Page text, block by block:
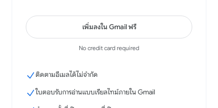
เพิ่มลงใน Gmail ฟรี
No credit card required
ติดตามอีเมลได้ไม่จำกัด
ใบตอบรับการอ่านแบบเรียลไทม์ภายใน Gmail